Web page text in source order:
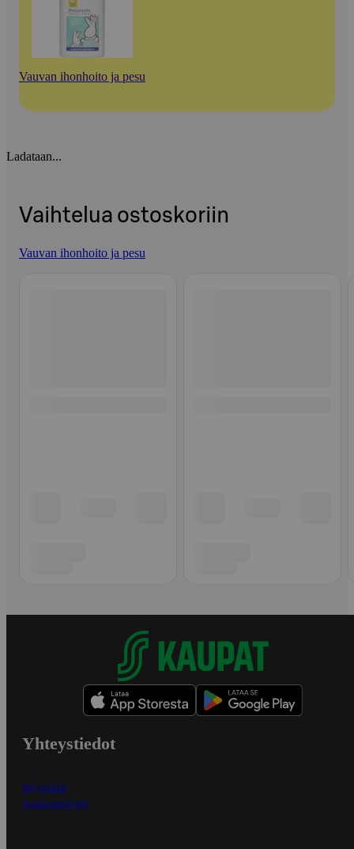
Vauvan ihonhoito ja pesu
Ladataan...
Vaihtelua ostoskoriin
Vauvan ihonhoito ja pesu
Yhteystiedot
Myymälät
Asiakaspalvelu